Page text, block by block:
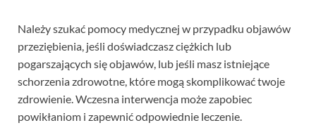
Należy szukać pomocy medycznej w przypadku objawów
przeziębienia, jeśli doświadczasz ciężkich lub
pogarszających się objawów, lub jeśli masz istniejące
schorzenia zdrowotne, które mogą skomplikować twoje
zdrowienie. Wczesna interwencja może zapobiec
powikłaniom i zapewnić odpowiednie leczenie.